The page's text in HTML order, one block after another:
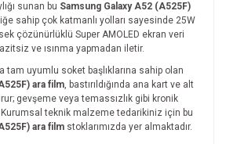
sunan bu Samsung Galaxy A52 (A525F)
sahip çok katmanlı yolları sayesinde 25W
çözünürlüklü Super AMOLED ekran veri
ve ısınma yapmadan iletir.
tam uyumlu soket başlıklarına sahip olan
ara film, bastırıldığında ana kart ve alt
gevşeme veya temassızlık gibi kronik
Kurumsal teknik malzeme tedarikiniz için bu
ara film stoklarımızda yer almaktadır.